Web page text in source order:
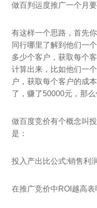
做百判运度推广一个月
有这样一个思路，首先
同行哪里了解到他们一
多少个客户，获取每个
计算出来，比如他们一
户，获取每个客户的成
了，赚了50000元，那么
做百度竞价有个概念叫
是：
投入产出比公式:销售利
在推广竞价中ROI越高表